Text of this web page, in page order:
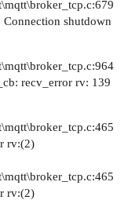
shutdown
recv_error rv: 139
rv:(2)
rv:(2)